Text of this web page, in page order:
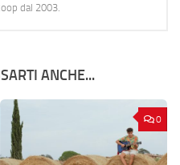
dal 2003.
ANCHE...
0